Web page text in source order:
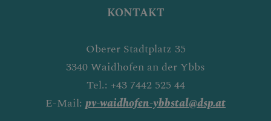
KONTAKT
Oberer Stadtplatz 35
3340 Waidhofen an der Ybbs
Tel.: +43 7442 525 44
E-Mail: pv-waidhofen-ybbstal@dsp.at